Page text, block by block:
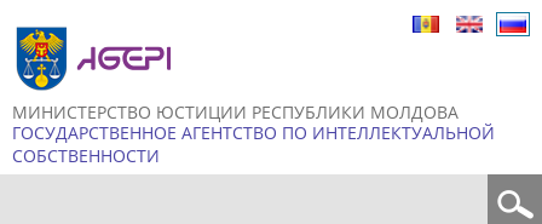
МИНИСТЕРСТВО ЮСТИЦИИ РЕСПУБЛИКИ МОЛДОВА
ГОСУДАРСТВЕННОЕ АГЕНТСТВО ПО ИНТЕЛЛЕКТУАЛЬНОЙ
СОБСТВЕННОСТИ